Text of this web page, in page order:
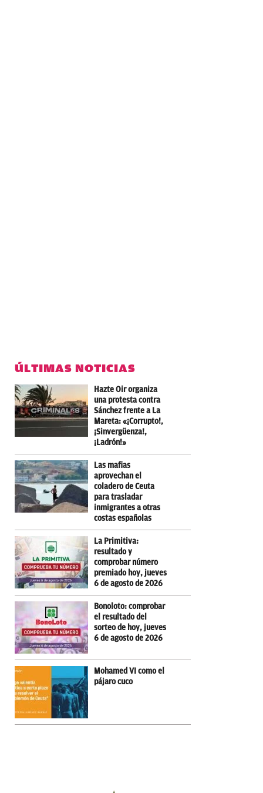
ÚLTIMAS NOTICIAS
Hazte Oir organiza
una protesta contra
Sánchez frente a La
Mareta: «¡Corrupto!,
¡Sinvergüenza!,
¡Ladrón!»
Las mafias
aprovechan el
coladero de Ceuta
para trasladar
inmigrantes a otras
costas españolas
La Primitiva:
resultado y
comprobar número
premiado hoy, jueves
6 de agosto de 2026
Bonoloto: comprobar
el resultado del
sorteo de hoy, jueves
6 de agosto de 2026
Mohamed VI como el
pájaro cuco